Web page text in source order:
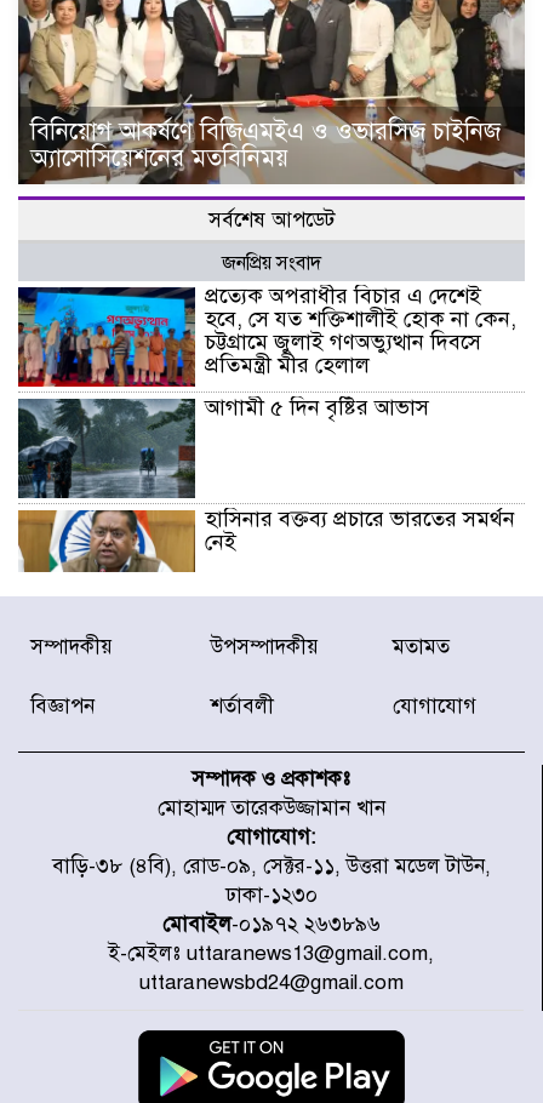
বিনিয়োগ আকর্ষণে বিজিএমইএ ও ওভারসিজ চাইনিজ
অ্যাসোসিয়েশনের মতবিনিময়
সর্বশেষ আপডেট
জনপ্রিয় সংবাদ
প্রত্যেক অপরাধীর বিচার এ দেশেই
হবে, সে যত শক্তিশালীই হোক না কেন,
চট্টগ্রামে জুলাই গণঅভ্যুত্থান দিবসে
প্রতিমন্ত্রী মীর হেলাল
আগামী ৫ দিন বৃষ্টির আভাস
হাসিনার বক্তব্য প্রচারে ভারতের সমর্থন
নেই
জুলাই গণঅভ্যুত্থানে আহত যোদ্ধা
মিতুর খোঁজ নিলেন প্রধানমন্ত্রী
শহীদের তালিকা প্রকাশ করল JRA
জুলাই গণঅভ্যুত্থানে উত্তরায় সর্বকনিষ্ঠ
শহীদ জাবির ইব্রাহীম: এক শিশুর রক্তে
লেখা ইতিহাস
রাজধানীতে আজ বৃষ্টির সম্ভাবনা, যা
জানাল আবহাওয়া অধিদপ্তর
জুলাই গণঅভ্যুত্থানের অমর প্রতীক
সম্পাদকীয় উপসম্পাদকীয় মতামত
বিজ্ঞাপন শর্তাবলী যোগাযোগ
সম্পাদক ও প্রকাশকঃ
মোহাম্মদ তারেকউজ্জামান খান
যোগাযোগ:
বাড়ি-৩৮ (৪বি), রোড-০৯, সেক্টর-১১, উত্তরা মডেল টাউন,
ঢাকা-১২৩০
মোবাইল-০১৯৭২ ২৬৩৮৯৬
ই-মেইলঃ uttaranews13@gmail.com,
uttaranewsbd24@gmail.com